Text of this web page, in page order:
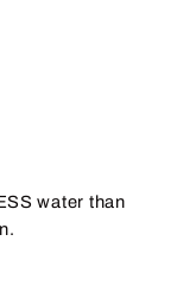
water than